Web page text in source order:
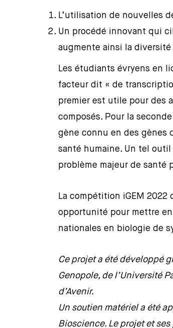
L’utilisation de nouvelles
Un procédé innovant qui
augmente ainsi la
Les étudiants évryens en
facteur dit « de
premier est utile pour des
composés. Pour la
gène connu en des gènes
santé humaine. Un tel
problème majeur de santé
La compétition iGEM
opportunité pour mettre
nationales en biologie de
Ce projet a été développé
Genopole, de l’Université
d’Avenir.
Un soutien matériel a été
Bioscience. Le projet et